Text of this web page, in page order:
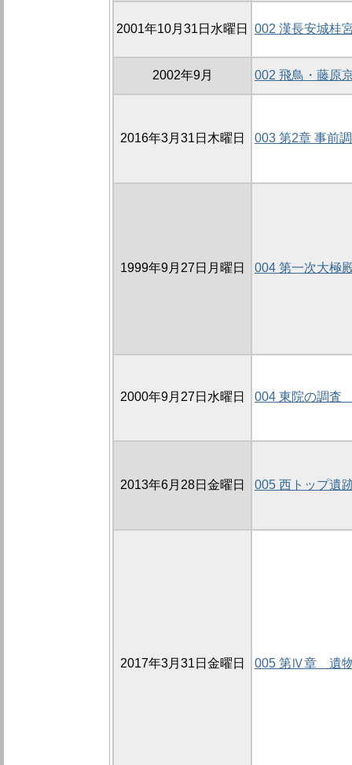
2001年10月31日水曜日 002 漢長安城桂
2002年9月 002 飛鳥・藤原
2016年3月31日木曜日 003 第2章 事前
1999年9月27日月曜日 004 第一次大極
2000年9月27日水曜日 004 東院の調査
2013年6月28日金曜日 005 西トップ遺
2017年3月31日金曜日 005 第Ⅳ章 遺